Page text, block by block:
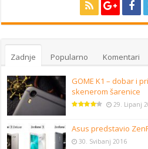
Zadnje Popularno Komentari
GOME K1 – dobar i
skenerom šarenice
29. Lipanj
Asus predstavio
30. Svibanj 2016